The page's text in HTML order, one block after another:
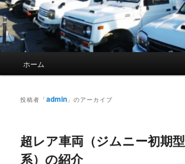
ホーム
投稿者「admin 」のアーカイブ
超レア車両（ジムニー初期型
系）の紹介